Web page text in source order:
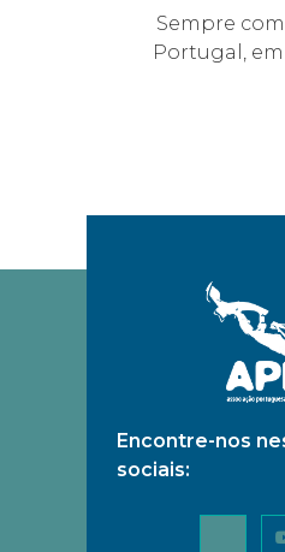
Sempre
Portugal,
Encontre-nos
sociais: